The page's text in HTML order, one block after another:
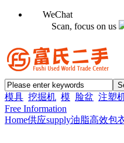
WeChat
Scan, focus on us
模具 挖掘机 模 脸盆 注塑
Free Information
Home供应supply油脂高效包